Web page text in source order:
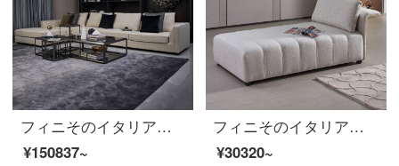
フィニそのイタリア式の極簡単ソファーl型の組み合わせ布芸角ソファー4メートルの白色のシンプルな現代客間家具の木の内の棚+海綿の手を当てて布2+1+右の貴妃に持ちます。
¥150837~
フィニそのイタリア式の極簡単な綿麻布芸の貴妃の位の単畳のソファーの寝椅子のシングル現代簡単な羽毛は詰めます。
¥30320~